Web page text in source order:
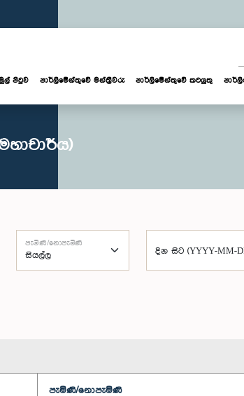
පිටුව පාර්ලි‌මේන්තුවේ මන්ත්‍රීවරු පාර්ලිමේන්තුවේ කටයුතු
පැමිණි/නොපැමිණි
දින සිට (YYYY-MM-
පැමිණි/නොපැමිණි